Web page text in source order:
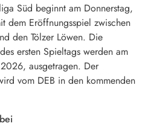
Süd beginnt am Donnerstag,
dem Eröffnungsspiel zwischen
den Tölzer Löwen. Die
ersten Spieltags werden am
ausgetragen. Der
vom DEB in den kommenden